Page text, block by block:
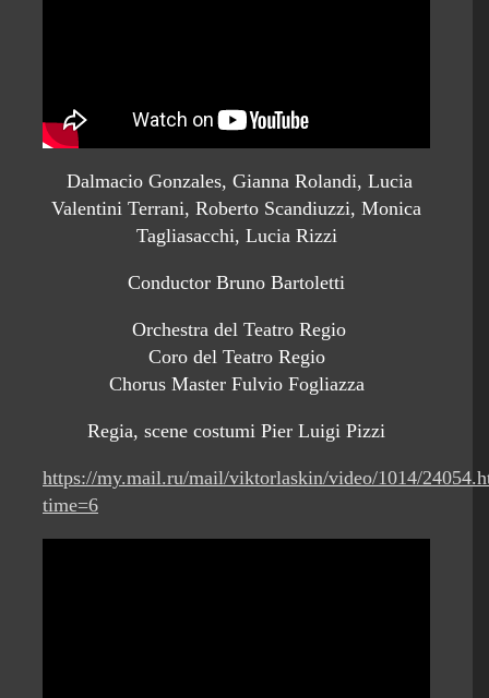
Dalmacio Gonzales, Gianna Rolandi, Lucia
Valentini Terrani, Roberto Scandiuzzi, Monica
Tagliasacchi, Lucia Rizzi
Conductor Bruno Bartoletti
Orchestra del Teatro Regio
Coro del Teatro Regio
Chorus Master Fulvio Fogliazza
Regia, scene costumi Pier Luigi Pizzi
https://my.mail.ru/mail/viktorlaskin/video/1014/
time=6